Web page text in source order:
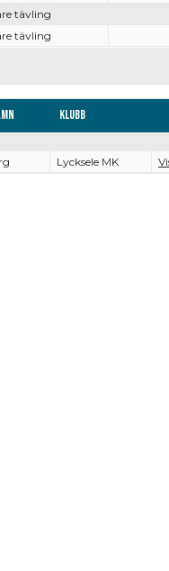
tävling
tävling
Klubb
Lycksele MK